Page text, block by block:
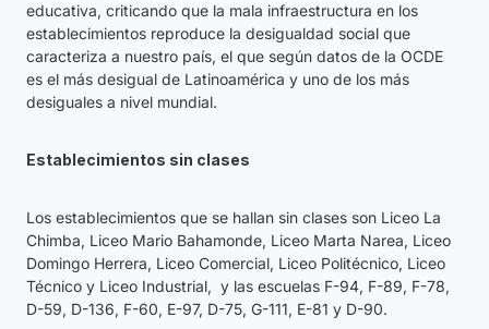
educativa, criticando que la mala infraestructura en los
establecimientos reproduce la desigualdad social que
caracteriza a nuestro país, el que según datos de la OCDE
es el más desigual de Latinoamérica y uno de los más
desiguales a nivel mundial.
Establecimientos sin clases
Los establecimientos que se hallan sin clases son Liceo La
Chimba, Liceo Mario Bahamonde, Liceo Marta Narea, Liceo
Domingo Herrera, Liceo Comercial, Liceo Politécnico, Liceo
Técnico y Liceo Industrial, y las escuelas F-94, F-89, F-78,
D-59, D-136, F-60, E-97, D-75, G-111, E-81 y D-90.